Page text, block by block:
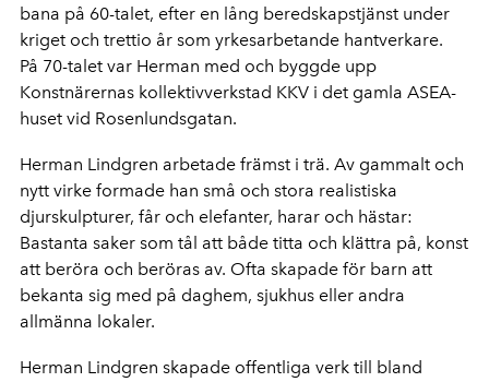
bana på 60-talet, efter en lång beredskapstjänst under
kriget och trettio år som yrkesarbetande hantverkare.
På 70-talet var Herman med och byggde upp
Konstnärernas kollektivverkstad KKV i det gamla ASEA-
huset vid Rosenlundsgatan.
Herman Lindgren arbetade främst i trä. Av gammalt och
nytt virke formade han små och stora realistiska
djurskulpturer, får och elefanter, harar och hästar:
Bastanta saker som tål att både titta och klättra på, konst
att beröra och beröras av. Ofta skapade för barn att
bekanta sig med på daghem, sjukhus eller andra
allmänna lokaler.
Herman Lindgren skapade offentliga verk till bland